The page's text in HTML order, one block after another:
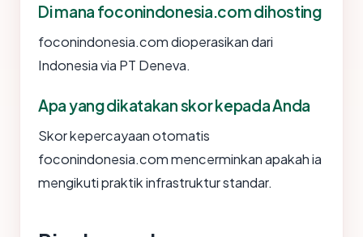
Di mana foconindonesia.com dihosting
foconindonesia.com dioperasikan dari
Indonesia via PT Deneva.
Apa yang dikatakan skor kepada Anda
Skor kepercayaan otomatis
foconindonesia.com mencerminkan apakah ia
mengikuti praktik infrastruktur standar.